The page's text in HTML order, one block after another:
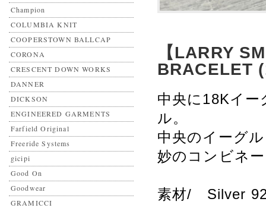
Champion
COLUMBIA KNIT
COOPERSTOWN BALLCAP
CORONA
CRESCENT DOWN WORKS
DANNER
DICKSON
ENGINEERED GARMENTS
Farfield Original
Freeride Systems
gicipi
Good On
Goodwear
GRAMICCI
【LARRY
BRACELET
中央に18Kイ
ル。
中央のイーグ
妙のコンビネ
素材/ Silver